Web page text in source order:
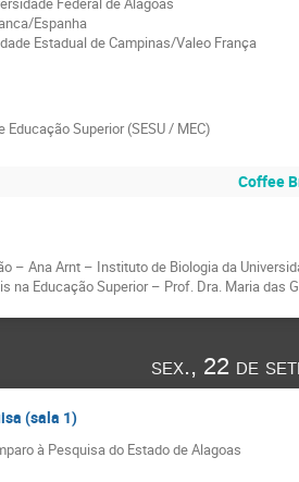
Espanha
Estadual de Campinas/Valeo França
Superior (SESU / MEC)
Coffee
– Ana Arnt – Instituto de Biologia da
na Educação Superior – Prof. Dra. Maria das
sex., 22 de
(sala 1)
à Pesquisa do Estado de Alagoas